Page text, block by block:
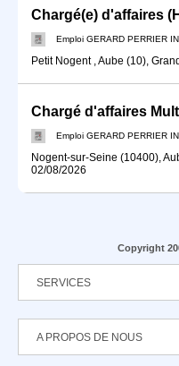
Chargé(e) d'affaires
Emploi GERARD PERRIER
Petit Nogent , Aube (10),
Chargé d'affaires
Emploi GERARD PERRIER
Nogent-sur-Seine (10400),
02/08/2026
Copyright
SERVICES
A PROPOS DE NOUS